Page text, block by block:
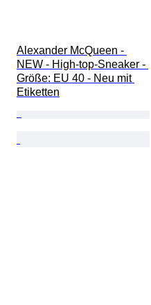
Alexander McQueen -
NEW - High-top-Sneaker -
Größe: EU 40 - Neu mit
Etiketten